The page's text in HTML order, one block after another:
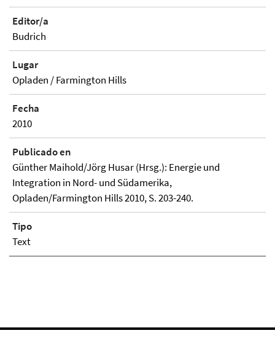
Editor/a
Budrich
Lugar
Opladen / Farmington Hills
Fecha
2010
Publicado en
Günther Maihold/Jörg Husar (Hrsg.): Energie und
Integration in Nord- und Südamerika,
Opladen/Farmington Hills 2010, S. 203-240.
Tipo
Text